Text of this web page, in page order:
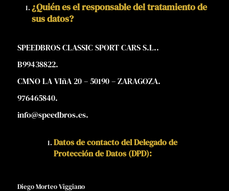
¿Quién es el responsable del tratamiento de
sus datos?
SPEEDBROS CLASSIC SPORT CARS S.L..
B99438822.
CMNO LA VIñA 20 – 50190 – ZARAGOZA.
976465840.
info@speedbros.es.
Datos de contacto del Delegado de
Protección de Datos (DPD):
Diego Morteo Viggiano